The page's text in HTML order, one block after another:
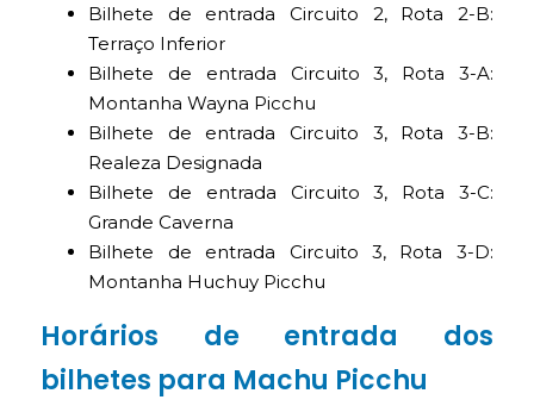
Bilhete de entrada Circuito 2, Rota 2-B:
Terraço Inferior
Bilhete de entrada Circuito 3, Rota 3-A:
Montanha Wayna Picchu
Bilhete de entrada Circuito 3, Rota 3-B:
Realeza Designada
Bilhete de entrada Circuito 3, Rota 3-C:
Grande Caverna
Bilhete de entrada Circuito 3, Rota 3-D:
Montanha Huchuy Picchu
Horários de entrada dos
bilhetes para Machu Picchu